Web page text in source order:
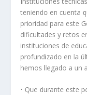
teniendo en cuenta
prioridad para este
dificultades y retos
instituciones de
profundizado en la
hemos llegado a un
• Que durante este